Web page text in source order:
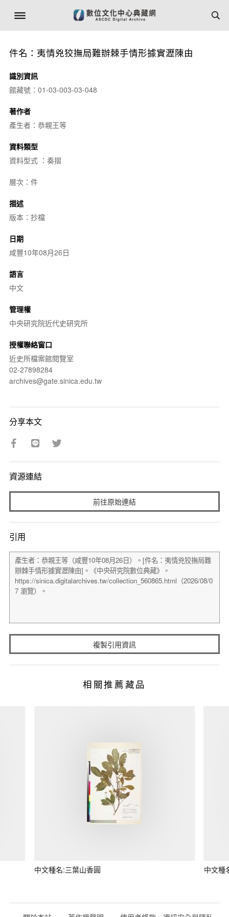
件名：夷情兇狡撫局難辦棘手情形據實瀝陳由
識別資訊
館藏號：01-03-003-03-048
著作者
產生者：恭親王等
資料類型
資料型式 ：奏摺
層次：件
描述
版本：抄檔
日期
咸豐10年08月26日
語言
中文
管理權
中央研究院近代史研究所
授權聯絡窗口
近史所檔案館閱覽室
02-27898284
archives@gate.sinica.edu.tw
分享本文
資源連結
前往原始連結
引用
複製引用資訊
相關推薦藏品
中文種名:三葉山香圓 中文種